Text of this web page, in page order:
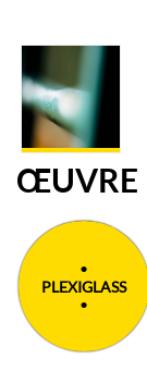
ŒUVRE
PLEXIGLASS